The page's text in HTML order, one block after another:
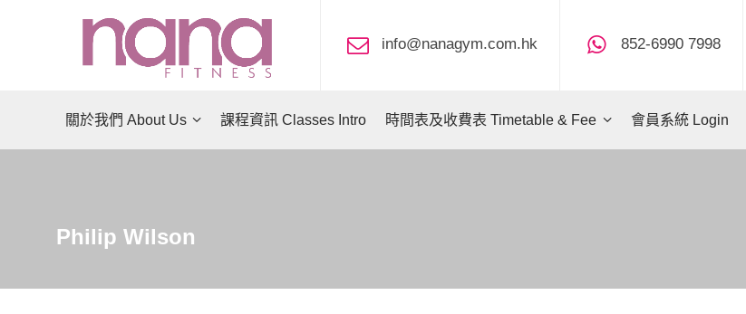
info@nanagym.com.hk 852-6990 7998
關於我們 About Us 課程資訊 Classes Intro 時間表及收費表 Timetable & Fee 會員系統 Login
Philip Wilson